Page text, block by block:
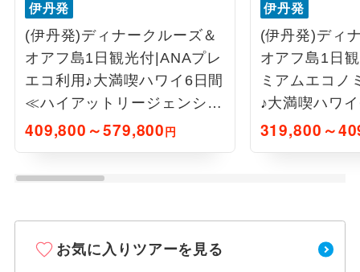
伊丹発
(伊丹発)ディナークルーズ＆
オアフ島1日観光付|ANAプレ
エコ利用♪大満喫ハワイ6日間
≪ハイアットリージェンシー
ワイキキ/オーシャンフロン
409,800～579,800円
伊丹発
(伊丹発)ディ
オアフ島1日
ミアムエコノ
♪大満喫ハワ
キリゾート泊
319,800～
お気に入りツアーを見る